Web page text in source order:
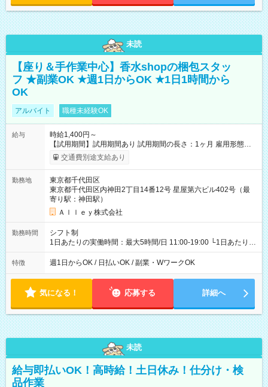
未読
【座り＆手作業中心】香水shopの梱包スタッ
フ ★副業OK ★週1日からOK ★1日1時間から
OK
アルバイト 職種未経験OK
給与
時給1,400円～
【試用期間】試用期間あり 試用期間の長さ：1ヶ月 雇用形態、
給与は本採用時と同じです。
交通費別途支給あり
勤務地
東京都千代田区
東京都千代田区内神田2丁目14番12号 星屋第六ビル402号（最
寄り駅：神田駅）
Ａｌｌｅｙ株式会社
勤務時間
シフト制
1日あたりの実働時間：最大5時間/日 11:00-19:00 └1日あたりの
実働時間：1-5時間 └上記の時間帯内であれば、いつでも勤務可
能！ └平日・土曜日の中で、お好きな曜日でご勤務いただけま
18:00 などのように、自由な働き方が可能なお仕事です！
特徴 週1日からOK / 日払いOK / 副業・WワークOK
気になる！ 応募する 詳細へ
未読
給与即払いOK！高時給！土日休み！仕分け・検
品作業